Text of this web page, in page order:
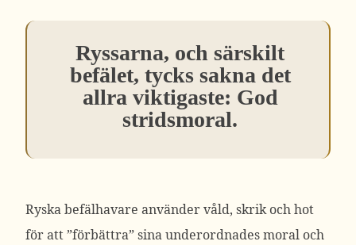
Ryssarna, och särskilt
befälet, tycks sakna det
allra viktigaste: God
stridsmoral.
Ryska befälhavare använder våld, skrik och hot
för att ”förbättra” sina underordnades moral och